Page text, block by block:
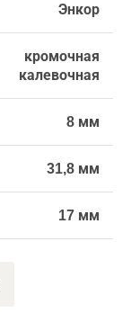
Энкор
кромочная
калевочная
8 мм
31,8 мм
17 мм